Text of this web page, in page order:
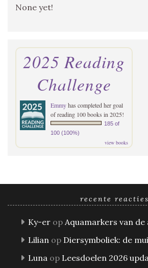
None yet!
2025 Reading
Challenge
Emmyhas completed her goal
of reading 100 books in 2025!
185 of
100 (100%)
view books
recente reacties
Ky-er op Aquamarkers van de
Lilian op Diersymboliek: de
Luna op Leesdoelen 2026